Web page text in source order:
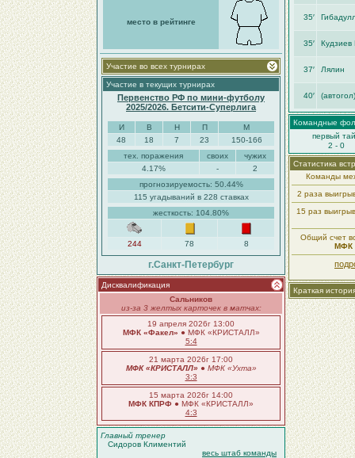
место в рейтинге
Участие во всех турнирах
Участие в текущих турнирах
Первенство РФ по мини-футболу
2025/2026. Бетсити-Суперлига
И В Н П
М
48
18 7 23
150-166
тех. поражения
своих
чужих
4.17%
-
2
прогнозируемость: 50.44%
115 угадываний в 228 ставках
жесткость: 104.80%
244 78 8
г.Санкт-Петербург
Дисквалификация
Сальников
из-за 3 желтых карточек в матчах:
19 апреля 2026г 13:00
МФК «Факел» ● МФК «КРИСТАЛЛ»
5:4
21 марта 2026г 17:00
МФК «КРИСТАЛЛ» ● МФК «Ухта»
3:3
15 марта 2026г 14:00
МФК КПРФ ● МФК «КРИСТАЛЛ»
4:3
Главный тренер
Сидоров Климентий
весь штаб команды
35′
35′ Кудзиев
37′ Лялин
40′ (автогол)
Командные
первый
2 - 0
Статистика
Команды
2 раза
15 раз
Общий счет
МФК
Краткая